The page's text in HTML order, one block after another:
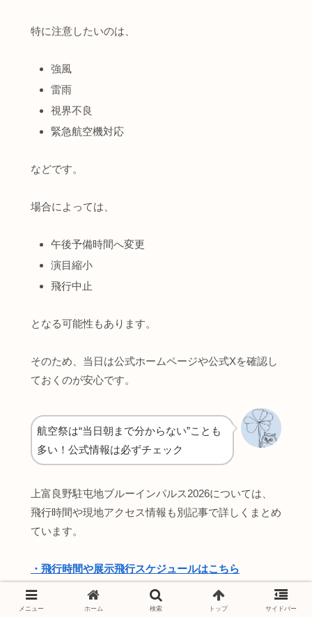
特に注意したいのは、
強風
雷雨
視界不良
緊急航空機対応
などです。
場合によっては、
午後予備時間へ変更
演目縮小
飛行中止
となる可能性もあります。
そのため、当日は公式ホームページや公式Xを確認し
ておくのが安心です。
航空祭は“当日朝まで分からない”ことも
多い！公式情報は必ずチェック
上富良野駐屯地ブルーインパルス2026については、
飛行時間や現地アクセス情報も別記事で詳しくまとめ
ています。
・飛行時間や展示飛行スケジュールはこちら
・駐車場・シャトルバス・混雑情報はこちら
メニュー ホーム 検索 トップ サイドバー